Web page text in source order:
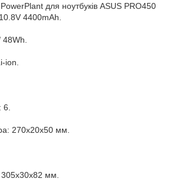
для ноутбуків ASUS PRO450
4400mAh.
ion.
6.
270x20x50 мм.
305x30x82 мм.